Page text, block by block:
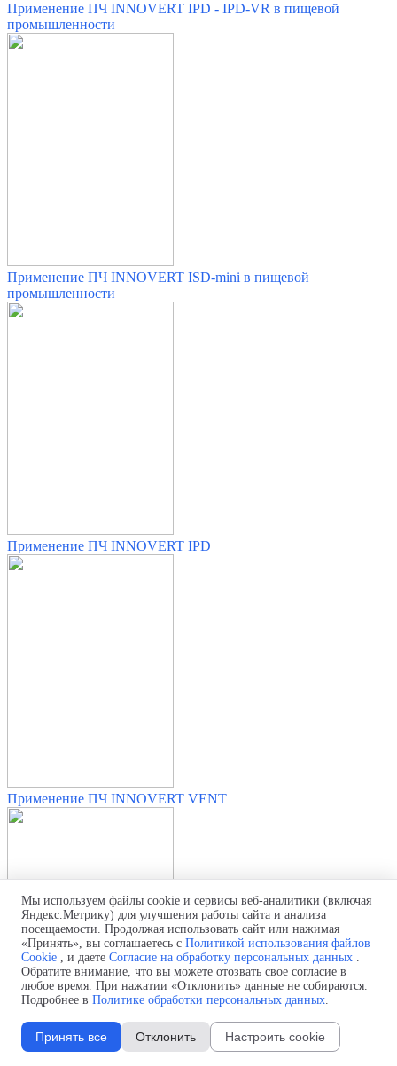
Применение ПЧ INNOVERT IPD - IPD-VR в пищевой
промышленности
Применение ПЧ INNOVERT ISD-mini в пищевой
промышленности
Применение ПЧ INNOVERT IPD
Применение ПЧ INNOVERT VENT
Применение ПЧ INNOVERT ITD
Мы используем файлы cookie и сервисы веб-аналитики (включая
Яндекс.Метрику) для улучшения работы сайта и анализа
посещаемости. Продолжая использовать сайт или нажимая
«Принять», вы соглашаетесь с Политикой использования файлов
Cookie , и даете Согласие на обработку персональных данных .
Обратите внимание, что вы можете отозвать свое согласие в
любое время. При нажатии «Отклонить» данные не собираются.
Подробнее в Политике обработки персональных данных.
Принять все Отклонить Настроить cookie